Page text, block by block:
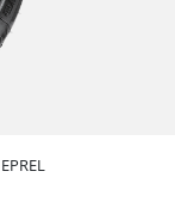
EPREL